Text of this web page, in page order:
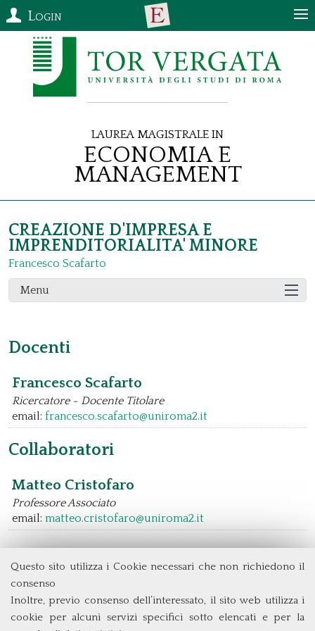
Questo sito utilizza i Cookie necessari che non richiedono il
consenso
Inoltre, previo consenso dell’interessato, il sito web utilizza i
cookie per alcuni servizi specifici sotto elencati e per la
Login
Laurea Magistrale in
Economia e
Management
CREAZIONE D'IMPRESA E
IMPRENDITORIALITA' MINORE
Francesco Scafarto
Menu
Docenti
Francesco Scafarto
Ricercatore - Docente Titolare
email: francesco.scafarto@uniroma2.it
Collaboratori
Matteo Cristofaro
Professore Associato
email: matteo.cristofaro@uniroma2.it
Università degli Studi di Roma Tor Vergata
Via Columbia, 2